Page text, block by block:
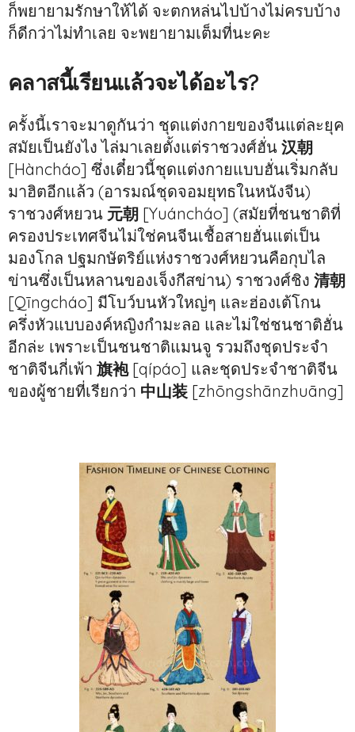
ก็พยายามรักษาให้ได้ จะตกหล่นไปบ้างไม่ครบบ้าง
ก็ดีกว่าไม่ทำเลย จะพยายามเต็มที่นะคะ
คลาสนี้เรียนแล้วจะได้อะไร?
ครั้งนี้เราจะมาดูกันว่า ชุดแต่งกายของจีนแต่ละยุค
สมัยเป็นยังไง ไล่มาเลยตั้งแต่ราชวงศ์ฮั่น 汉朝
[Hàncháo] ซึ่งเดี๋ยวนี้ชุดแต่งกายแบบฮั่นเริ่มกลับ
มาฮิตอีกแล้ว (อารมณ์ชุดจอมยุทธในหนังจีน)
ราชวงศ์หยวน 元朝 [Yuáncháo] (สมัยที่ชนชาติที่
ครองประเทศจีนไม่ใช่คนจีนเชื้อสายฮั่นแต่เป็น
มองโกล ปฐมกษัตริย์แห่งราชวงศ์หยวนคือกุบไล
ข่านซึ่งเป็นหลานของเจ็งกีสข่าน) ราชวงศ์ชิง 清朝
[Qīngcháo] มีโบว์บนหัวใหญ่ๆ และฮ่องเต้โกน
ครึ่งหัวแบบองค์หญิงกำมะลอ และไม่ใช่ชนชาติฮั่น
อีกล่ะ เพราะเป็นชนชาติแมนจู รวมถึงชุดประจำ
ชาติจีนกี่เพ้า 旗袍[qípáo] และชุดประจำชาติจีน
ของผู้ชายที่เรียกว่า 中山装 [zhōngshānzhuāng]